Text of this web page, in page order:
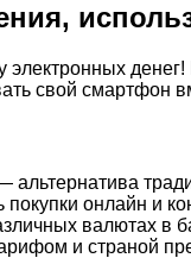
электронных
свой смартфон
покупки онлайн и
валютах в
и страной